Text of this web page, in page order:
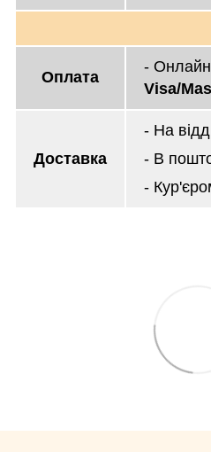
Оплата
-
Visa/
Доставка
- На
- В
-